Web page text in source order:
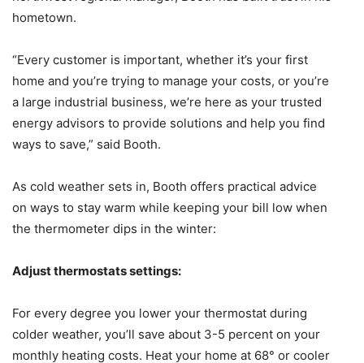
hometown.
“Every customer is important, whether it’s your first
home and you’re trying to manage your costs, or you’re
a large industrial business, we’re here as your trusted
energy advisors to provide solutions and help you find
ways to save,” said Booth.
As cold weather sets in, Booth offers practical advice
on ways to stay warm while keeping your bill low when
the thermometer dips in the winter:
Adjust thermostats settings:
For every degree you lower your thermostat during
colder weather, you’ll save about 3-5 percent on your
monthly heating costs. Heat your home at 68° or cooler